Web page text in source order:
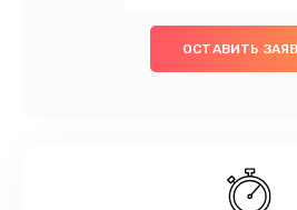
ОСТАВИТЬ